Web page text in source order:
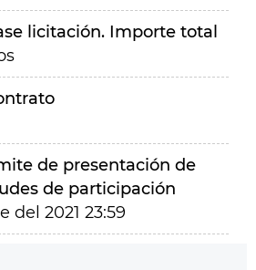
licitación. Importe total
de presentación de
de participación
del 2021 23:59